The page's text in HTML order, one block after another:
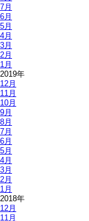
7月
6月
5月
4月
3月
2月
1月
2019年
12月
11月
10月
9月
8月
7月
6月
5月
4月
3月
2月
1月
2018年
12月
11月